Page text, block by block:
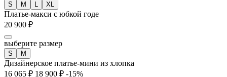
S M L XL
Платье-макси с юбкой годе
20 900 ₽
выберите размер
S M
Дизайнерское платье-мини из хлопка
16 065 ₽ 18 900 ₽ -15%